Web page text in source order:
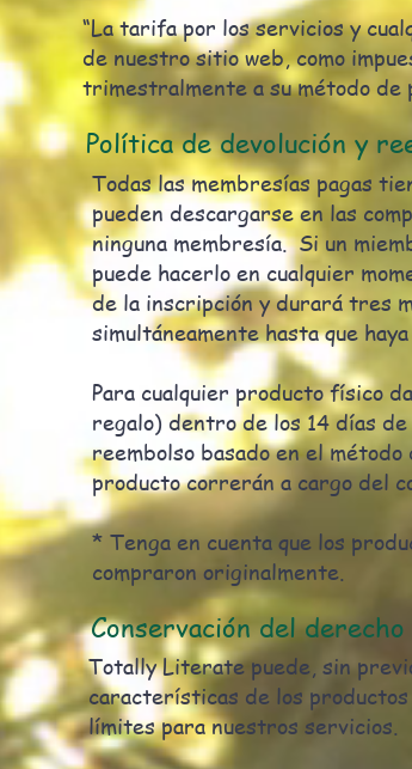
“La tarifa por los servicios y
de nuestro sitio web, como
trimestralmente a su método de
Política de devolución y
Todas las membresías pagas
pueden descargarse en las
ninguna membresía. Si un
puede hacerlo en cualquier
de la inscripción y durará tres
simultáneamente hasta que
Para cualquier producto físico
regalo) dentro de los 14 días
reembolso basado en el
producto correrán a cargo del
* Tenga en cuenta que los
compraron originalmente.
Conservación del
Totally Literate puede, sin
características de los productos
límites para nuestros servicios.